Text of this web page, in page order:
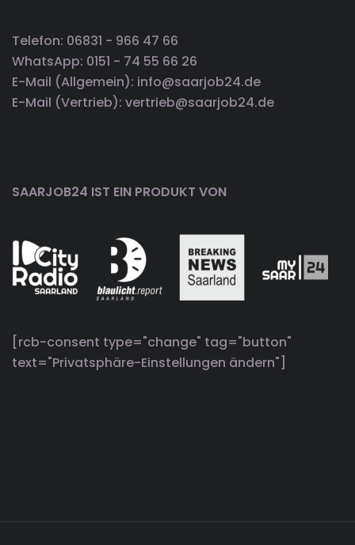
Telefon: 06831 - 966 47 66
WhatsApp: 0151 - 74 55 66 26
E-Mail (Allgemein): info@saarjob24.de
E-Mail (Vertrieb): vertrieb@saarjob24.de
SAARJOB24 IST EIN PRODUKT VON
[rcb-consent type="change" tag="button"
text="Privatsphäre-Einstellungen ändern"]